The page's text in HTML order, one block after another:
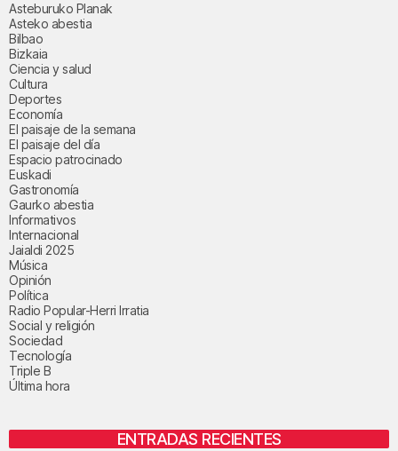
Asteburuko Planak
Asteko abestia
Bilbao
Bizkaia
Ciencia y salud
Cultura
Deportes
Economía
El paisaje de la semana
El paisaje del día
Espacio patrocinado
Euskadi
Gastronomía
Gaurko abestia
Informativos
Internacional
Jaialdi 2025
Música
Opinión
Política
Radio Popular-Herri Irratia
Social y religión
Sociedad
Tecnología
Triple B
Última hora
ENTRADAS RECIENTES